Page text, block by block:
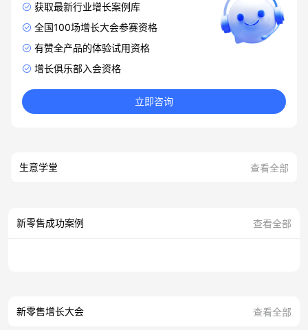
获取最新行业增长案例库
全国100场增长大会参赛资格
有赞全产品的体验试用资格
增长俱乐部入会资格
立即咨询
生意学堂 查看全部
新零售成功案例 查看全部
新零售增长大会 查看全部